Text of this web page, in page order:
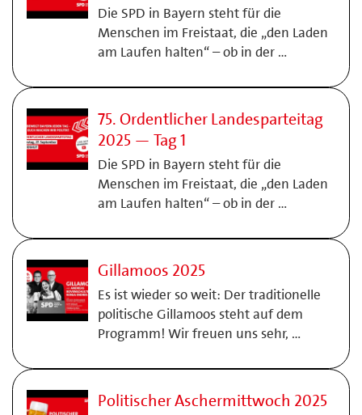
Die SPD in Bayern steht für die
Menschen im Freistaat, die „den Laden
am Laufen halten“ – ob in der …
75. Ordentlicher Landesparteitag
2025 — Tag 1
Die SPD in Bayern steht für die
Menschen im Freistaat, die „den Laden
am Laufen halten“ – ob in der …
Gillamoos 2025
Es ist wieder so weit: Der traditionelle
politische Gillamoos steht auf dem
Programm! Wir freuen uns sehr, …
Politischer Aschermittwoch 2025